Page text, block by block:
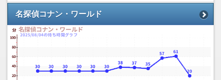
名探偵コナン・ワールド